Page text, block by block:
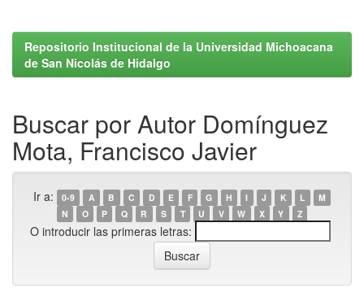
Repositorio Institucional de la Universidad Michoacana
de San Nicolás de Hidalgo
Buscar por Autor Domínguez
Mota, Francisco Javier
Ir a: 0-9 A B C D E F G H I J K L
M
N
O P Q R S T U V W X Y Z
O introducir las primeras letras: